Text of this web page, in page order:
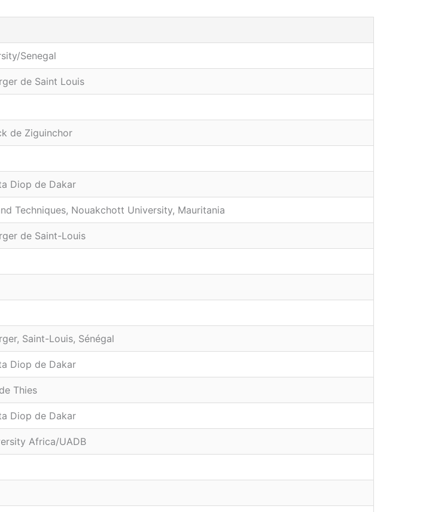
Senegal
de Saint Louis
de Ziguinchor
Diop de Dakar
Techniques, Nouakchott University, Mauritania
de Saint-Louis
Saint-Louis, Sénégal
Diop de Dakar
Thies
Diop de Dakar
Africa/UADB